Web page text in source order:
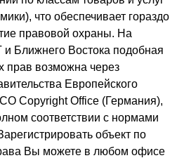
что обеспечивает гораздо
правовой охраны. На
Ближнего Востока подобная
прав возможна через
Европейского
Copyright Office (Германия),
соответствии с нормами
объект по
Вы можете в любом офисе